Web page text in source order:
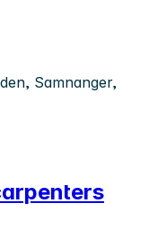
Samnanger,